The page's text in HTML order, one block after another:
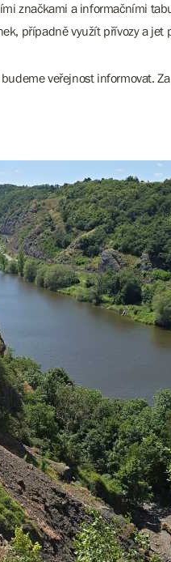
značkami a informačními
případně využít přívozy a jet
veřejnost informovat.